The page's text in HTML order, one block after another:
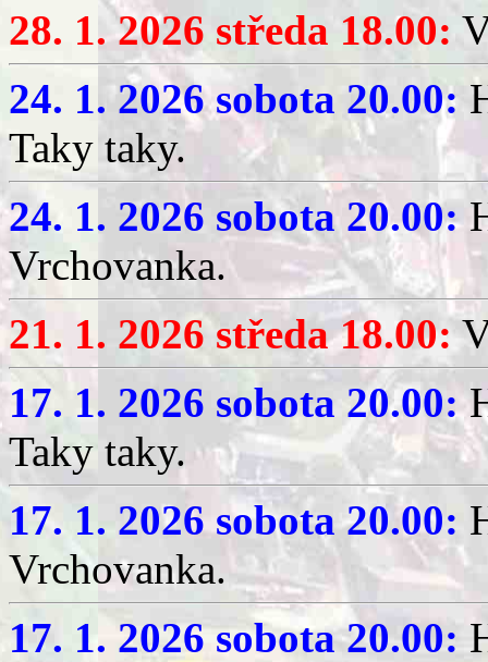
28. 1. 2026 středa 18.00:
24. 1. 2026 sobota 20.00:
Taky taky.
24. 1. 2026 sobota 20.00:
Vrchovanka.
21. 1. 2026 středa 18.00:
17. 1. 2026 sobota 20.00:
Taky taky.
17. 1. 2026 sobota 20.00:
Vrchovanka.
17. 1. 2026 sobota 20.00: